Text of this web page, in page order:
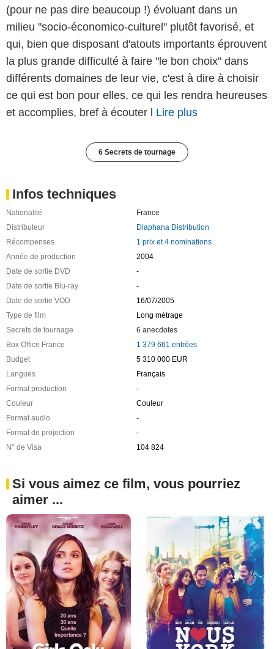
(pour ne pas dire beaucoup !) évoluant dans un
milieu "socio-économico-culturel" plutôt favorisé, et
qui, bien que disposant d'atouts importants éprouvent
la plus grande difficulté à faire "le bon choix" dans
différents domaines de leur vie, c'est à dire à choisir
ce qui est bon pour elles, ce qui les rendra heureuses
et accomplies, bref à écouter l Lire plus
6 Secrets de tournage
Infos techniques
Nationalité
France
Distributeur
Diaphana Distribution
Récompenses
1 prix et 4 nominations
Année de production
2004
Date de sortie DVD
-
Date de sortie Blu-ray
-
Date de sortie VOD
16/07/2005
Type de film
Long métrage
Secrets de tournage
6 anecdotes
Box Office France
1 379 661 entrées
Budget
5 310 000 EUR
Langues
Français
Format production
-
Couleur
Couleur
Format audio
-
Format de projection
-
N° de Visa
104 824
Si vous aimez ce film, vous pourriez
aimer ...